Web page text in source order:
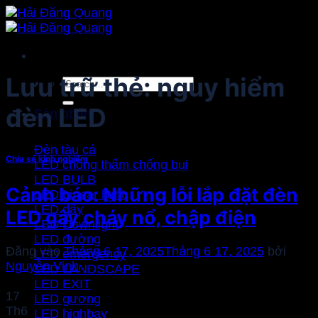
Bỏ
qua
dung
Search
for:
Sản phẩm
Đèn tàu cá
LED chống thấm chống bụi
LED BULB
LED Linear light
LED dây
LED Downlight
LED đường
LED emergency
LED LANDSCAPE
LED EXIT
LED gương
LED highbay
Lưu trữ thẻ:nguy hiểm
đèn LED
Chia sẻ kinh nghiệm
Cảnh báo: Những lỗi lắp đặt đèn
LED gây cháy nổ, chập điện
Đăng vàoTháng 6 17, 2025Tháng 6 17, 2025 bởi
Nguyễn Vinh
17
Th6